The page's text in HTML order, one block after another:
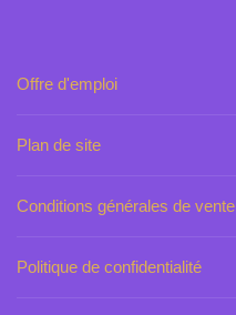
Offre d'emploi
Plan de site
Conditions générales de vente
Politique de confidentialité